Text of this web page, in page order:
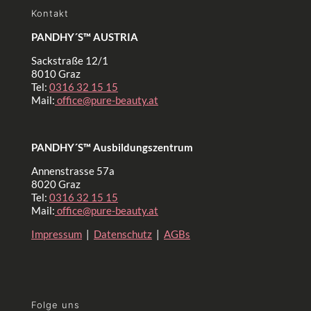
Kontakt
PANDHY´S™ AUSTRIA
Sackstraße 12/1
8010 Graz
Tel: 0316 32 15 15
Mail: office@pure-beauty.at
PANDHY´S™ Ausbildungszentrum
Annenstrasse 57a
8020 Graz
Tel: 0316 32 15 15
Mail: office@pure-beauty.at
Impressum | Datenschutz | AGBs
Folge uns